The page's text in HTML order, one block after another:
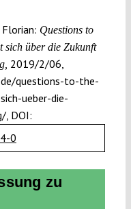
Questions to
sich über die Zukunft
2019/2/06,
questions-to-the-
ueber-die-
, DOI:
0
zu